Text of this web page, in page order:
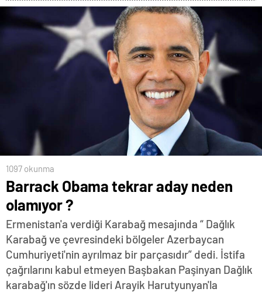
1097 okunma
Barrack Obama tekrar aday neden
olamıyor ?
Ermenistan'a verdiği Karabağ mesajında “ Dağlık
Karabağ ve çevresindeki bölgeler Azerbaycan
Cumhuriyeti'nin ayrılmaz bir parçasıdır” dedi. İstifa
çağrılarını kabul etmeyen Başbakan Paşinyan Dağlık
karabağ'ın sözde lideri Arayik Harutyunyan'la